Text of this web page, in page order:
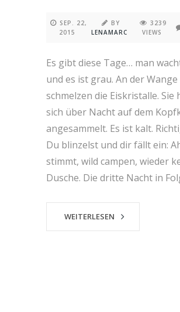
SEP. 22,
2015
BY
LENAMARC
3239
VIEWS
Es gibt diese Tage… man
und es ist grau. An der Wange
schmelzen die Eiskristalle. Sie
sich über Nacht auf dem
angesammelt. Es ist kalt.
Du blinzelst und dir fällt ein:
stimmt, wild campen, wieder
Dusche. Die dritte Nacht in
WEITERLESEN